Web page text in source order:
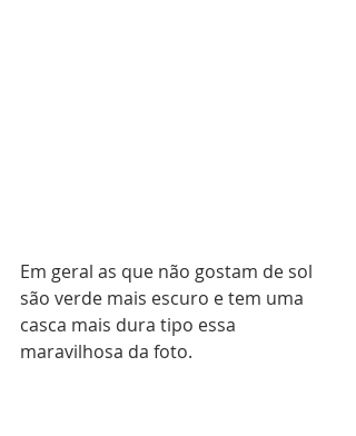
Em geral as que não gostam de sol
são verde mais escuro e tem uma
casca mais dura tipo essa
maravilhosa da foto.